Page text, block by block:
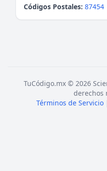
Códigos Postales: 87454
TuCódigo.mx © 2026
derechos
Términos de Servicio